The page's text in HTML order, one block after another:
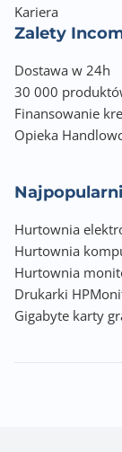
Kariera
Zalety
Dostawa w 24h
30 000
Finansowanie
Opieka
Hurtownia
Hurtownia
Hurtownia
Drukarki HP
Gigabyte karty